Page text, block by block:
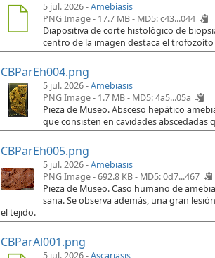
5 jul. 2026 -Amebiasis
PNG Image - 17.7 MB - MD5: c43...044
Diapositiva de corte histológico de
centro de la imagen destaca el
CBParEh004.png
5 jul. 2026 -Amebiasis
PNG Image - 1.7 MB - MD5: 4a5...05a
Pieza de Museo. Absceso hepático
que consisten en cavidades
CBParEh005.png
5 jul. 2026 -Amebiasis
PNG Image - 692.8 KB - MD5: 0d7...467
Pieza de Museo. Caso humano de
sana. Se observa además, una gran
el tejido.
CBParAl001.png
5 jul. 2026 -Ascariasis